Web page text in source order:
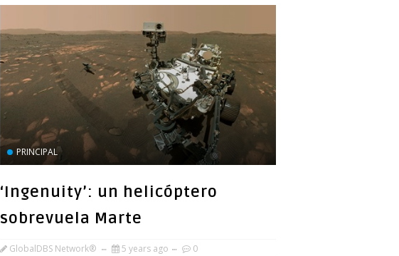
PRINCIPAL
‘Ingenuity’: un helicóptero
sobrevuela Marte
GlobalDBS Network® 5 years ago 0